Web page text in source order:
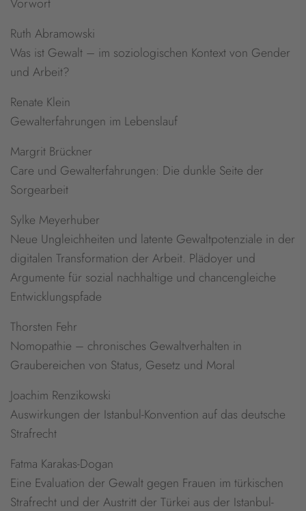
Ruth Abramowski
Was ist Gewalt – im soziologischen Kontext von Gender
und Arbeit?
Renate Klein
Gewalterfahrungen im Lebenslauf
Margrit Brückner
Care und Gewalterfahrungen: Die dunkle Seite der
Sorgearbeit
Sylke Meyerhuber
Neue Ungleichheiten und latente Gewaltpotenziale in der
digitalen Transformation der Arbeit. Plädoyer und
Argumente für sozial nachhaltige und chancengleiche
Entwicklungspfade
Thorsten Fehr
Nomopathie – chronisches Gewaltverhalten in
Graubereichen von Status, Gesetz und Moral
Joachim Renzikowski
Auswirkungen der Istanbul-Konvention auf das deutsche
Strafrecht
Fatma Karakas-Dogan
Eine Evaluation der Gewalt gegen Frauen im türkischen
Strafrecht und der Austritt der Türkei aus der Istanbul-